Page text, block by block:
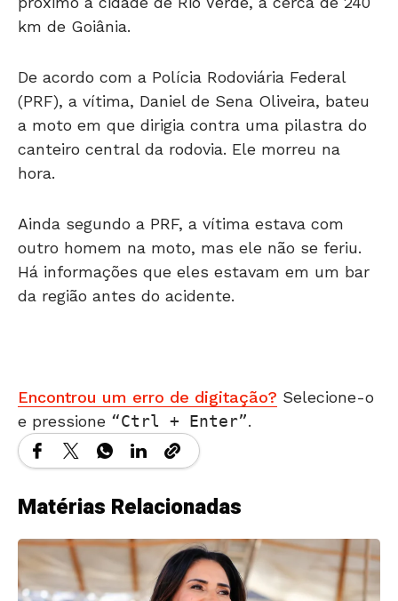
km de Goiânia.
De acordo com a Polícia Rodoviária Federal
(PRF), a vítima, Daniel de Sena Oliveira, bateu
a moto em que dirigia contra uma pilastra do
canteiro central da rodovia. Ele morreu na
hora.
Ainda segundo a PRF, a vítima estava com
outro homem na moto, mas ele não se feriu.
Há informações que eles estavam em um bar
da região antes do acidente.
Encontrou um erro de digitação? Selecione-o
e pressione
Ctrl + Enter .
Matérias Relacionadas